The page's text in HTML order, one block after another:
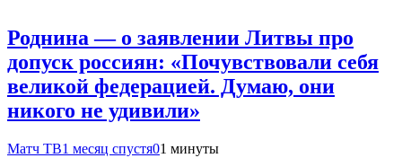
Роднина — о заявлении Литвы про
допуск россиян: «Почувствовали себя
великой федерацией. Думаю, они
никого не удивили»
Матч ТВ1 месяц спустя01 минуты